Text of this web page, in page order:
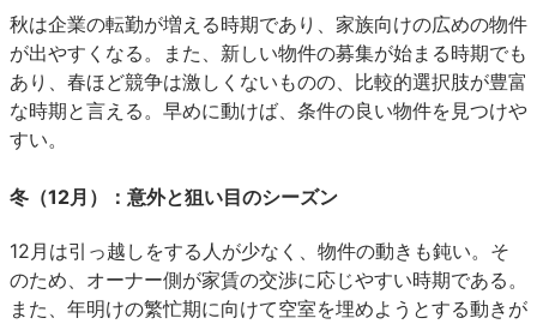
秋は企業の転勤が増える時期であり、家族向けの広めの物件
が出やすくなる。また、新しい物件の募集が始まる時期でも
あり、春ほど競争は激しくないものの、比較的選択肢が豊富
な時期と言える。早めに動けば、条件の良い物件を見つけや
すい。
冬（12月）：意外と狙い目のシーズン
12月は引っ越しをする人が少なく、物件の動きも鈍い。そ
のため、オーナー側が家賃の交渉に応じやすい時期である。
また、年明けの繁忙期に向けて空室を埋めようとする動きが